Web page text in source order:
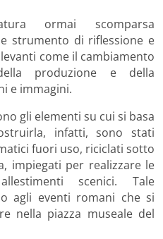
ormai scomparsa
strumento di riflessione e
come il cambiamento
produzione e della
e immagini.
gli elementi su cui si basa
infatti, sono stati
fuori uso, riciclati sotto
impiegati per realizzare le
scenici. Tale
agli eventi romani che si
nella piazza museale del